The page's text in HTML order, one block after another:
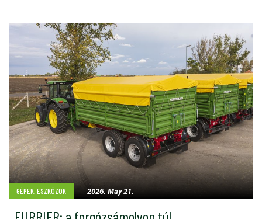
GÉPEK, ESZKÖZÖK 2026. May 21.